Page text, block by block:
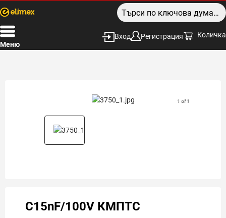
Меню
Вход Регистрация Количка
1 of 1
C15nF/100V КМПТС